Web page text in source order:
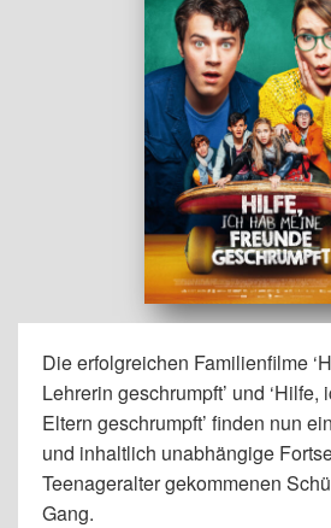
Die erfolgreichen Familienfilme
Lehrerin geschrumpft’ und ‘Hilfe,
Eltern geschrumpft’ finden nun
und inhaltlich unabhängige
Teenageralter gekommenen
Gang.